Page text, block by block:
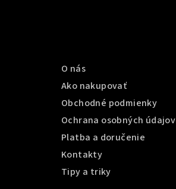
O nás
Ako nakupovať
Obchodné podmienky
Ochrana osobných údajov
Platba a doručenie
Kontakty
Tipy a triky